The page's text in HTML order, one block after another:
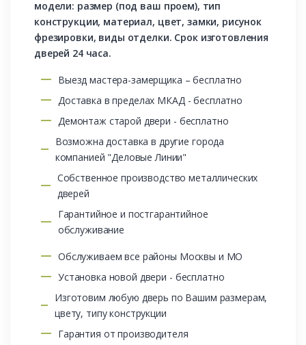
модели: размер (под ваш проем), тип
конструкции, материал, цвет, замки, рисунок
фрезировки, виды отделки. Срок изготовления
дверей 24 часа.
Выезд мастера-замерщика – бесплатно
Доставка в пределах МКАД - бесплатно
Демонтаж старой двери - бесплатно
Возможна доставка в другие города
компанией "Деловые Линии"
Собственное производство металлических
дверей
Гарантийное и постгарантийное
обслуживание
Обслуживаем все районы Москвы и МО
Установка новой двери - бесплатно
Изготовим любую дверь по Вашим размерам,
цвету, типу конструкции
Гарантия от производителя